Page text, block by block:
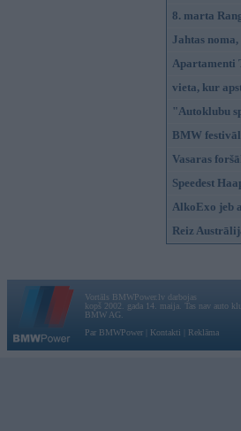
8. marta
Jahtas
Apartamenti
vieta, kur
"Autoklubu
BMW
Vasaras
Speedest
AlkoExo jeb
Reiz
Vortāls BMWPower.lv darbojas
kopš 2002. gada 14. maija. Tas nav auto
BMW AG.
Par BMWPower
Kontakti Reklāma